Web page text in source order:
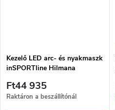
Kezelő LED arc- és nyakmaszk
inSPORTline Hilmana
Ft44 935
Raktáron a beszállítónál